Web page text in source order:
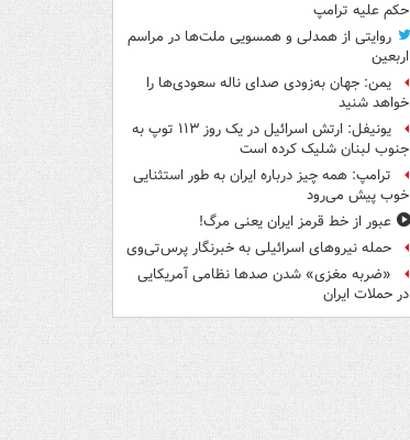
حکم علیه ترامپ
روایتی از همدلی و همسویی ملت‌ها در مراسم
اربعین
یمن: جهان به‌زودی صدای ناله سعودی‌ها را
خواهد شنید
یونیفل: ارتش اسرائیل در یک روز ۱۱۳ توپ به
جنوب لبنان شلیک کرده است
ترامپ: همه چیز درباره ایران به طور استثنایی
خوب پیش می‌رود
عبور از خط قرمز ایران یعنی مرگ!
حمله نیروهای اسرائیلی به خبرنگار پرس‌تی‌وی
«ضربه مغزی» شدن صدها نظامی آمریکایی
در حملات ایران